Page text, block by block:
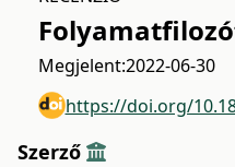
Megjelent:2022-06-30
https://doi.org/
Szerző